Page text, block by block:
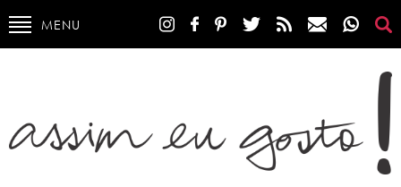
MENU